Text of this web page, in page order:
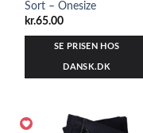
Sort – Onesize
kr.65.00
SE PRISEN HOS
DANSK.DK